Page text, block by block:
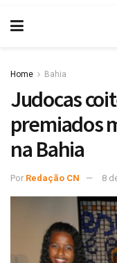
Home Bahia
Judocas
premiados
na Bahia
Por Redação CN 8